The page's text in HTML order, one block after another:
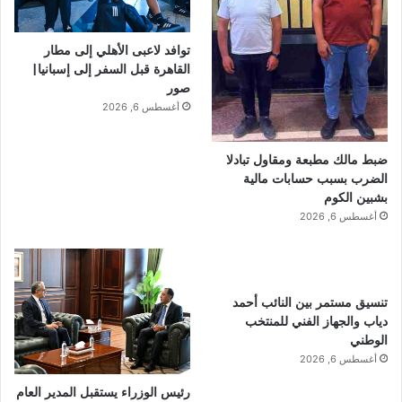
ضبط مالك مطبعة ومقاول تبادلا
الضرب بسبب حسابات مالية
بشبين الكوم
أغسطس 6, 2026
توافد لاعبى الأهلي إلى مطار
القاهرة قبل السفر إلى إسبانيا|
صور
أغسطس 6, 2026
تنسيق مستمر بين النائب أحمد
دياب والجهاز الفني للمنتخب
الوطني
أغسطس 6, 2026
رئيس الوزراء يستقبل المدير العام